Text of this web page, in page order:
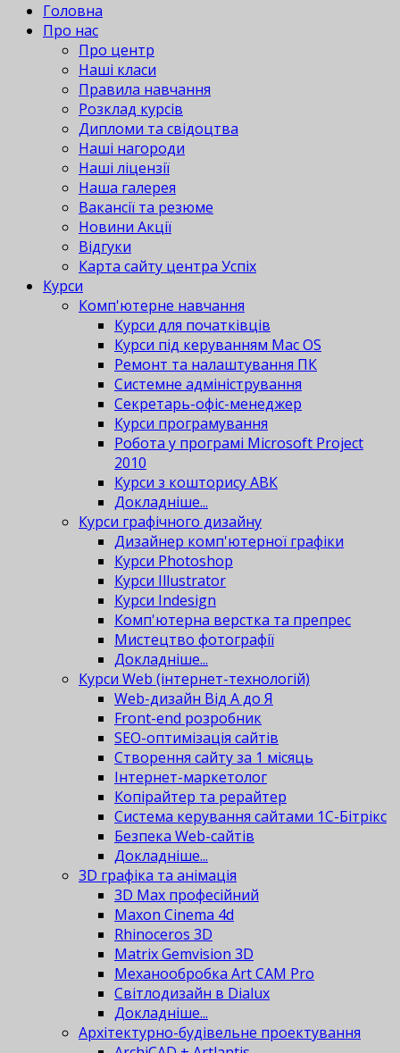
Головна
Про нас
Про центр
Наші класи
Правила навчання
Розклад курсів
Дипломи та свідоцтва
Наші нагороди
Наші ліцензії
Наша галерея
Вакансії та резюме
Новини Акції
Відгуки
Карта сайту центра Успіх
Курси
Комп'ютерне навчання
Курси для початківців
Курси під керуванням Mac OS
Ремонт та налаштування ПК
Системне адміністрування
Секретарь-офіс-менеджер
Курси програмування
Робота у програмі Microsoft Project
2010
Курси з кошторису АВК
Докладніше...
Курси графічного дизайну
Дизайнер комп'ютерної графіки
Курси Photoshop
Курси Illustrator
Курси Indesign
Комп'ютерна верстка та препрес
Мистецтво фотографії
Докладніше...
Курси Web (інтернет-технологій)
Web-дизайн Від А до Я
Front-end розробник
SEO-оптимізація сайтів
Створення сайту за 1 місяць
Інтернет-маркетолог
Копірайтер та рерайтер
Система керування сайтами 1С-Бітрікс
Безпека Web-сайтів
Докладніше...
3D графіка та анімація
3D Max професійний
Maxon Cinema 4d
Rhinoceros 3D
Matrix Gemvision 3D
Механообробка Art CAM Pro
Світлодизайн в Dialux
Докладніше...
Архітектурно-будівельне проектування